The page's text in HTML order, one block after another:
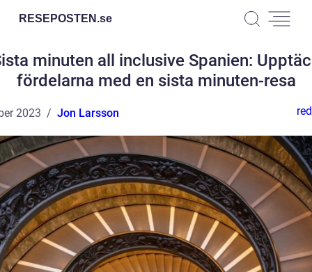
RESEPOSTEN.se
minuten all inclusive Spanien:
fördelarna med en sista minuten-resa
2023 Jon Larsson